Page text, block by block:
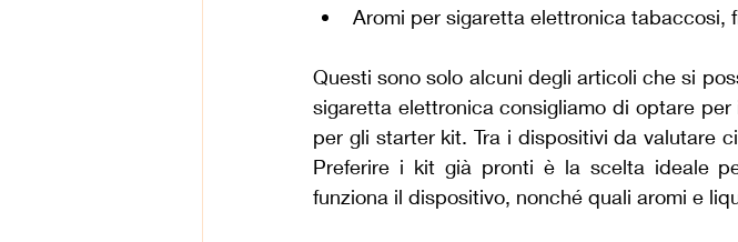
Aromi per sigaretta elettronica tabaccosi,
Questi sono solo alcuni degli articoli che si
sigaretta elettronica consigliamo di optare
per gli starter kit. Tra i dispositivi da valutare
Preferire i kit già pronti è la scelta ideale
funziona il dispositivo, nonché quali aromi e